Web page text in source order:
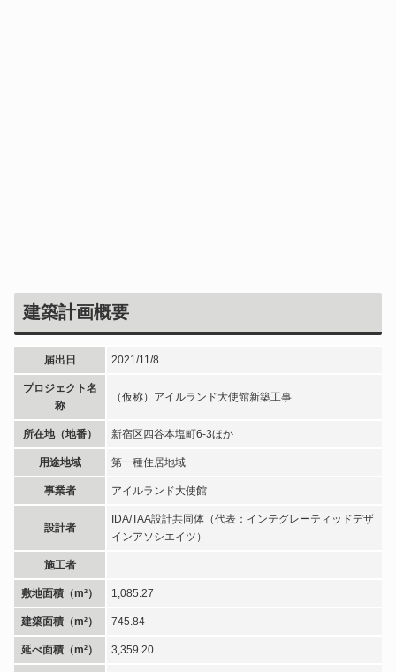
建築計画概要
届出日 2021/11/8
プロジェクト名
称
（仮称）アイルランド大使館新築工事
所在地（地番） 新宿区四谷本塩町6-3ほか
用途地域 第一種住居地域
事業者 アイルランド大使館
設計者
IDA/TAA設計共同体（代表：インテグレーティッドデザ
インアソシエイツ）
施工者
敷地面積（m²） 1,085.27
建築面積（m²） 745.84
延べ面積（m²） 3,359.20